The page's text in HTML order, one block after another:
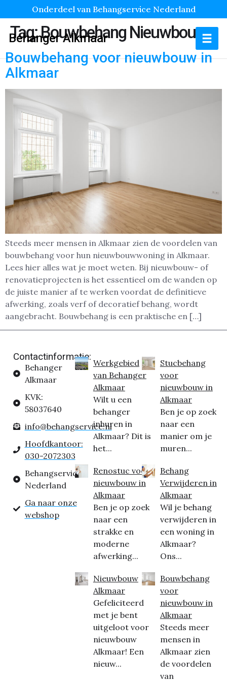
Onderdeel van Behangservice Nederland
Behanger Alkmaar
Tag:Bouwbehang Nieuwbouw
Bouwbehang voor nieuwbouw in
Alkmaar
Steeds meer mensen in Alkmaar zien de voordelen van
bouwbehang voor hun nieuwbouwwoning in Alkmaar.
Lees hier alles wat je moet weten. Bij nieuwbouw- of
renovatieprojecten is het essentieel om de wanden op
de juiste manier af te werken voordat de definitieve
afwerking, zoals verf of decoratief behang, wordt
aangebracht. Bouwbehang is een praktische en […]
Contactinformatie:
Behanger
Alkmaar
KVK:
58037640
info@behangservice.nl
Hoofdkantoor:
030-2072303
Behangservice
Nederland
Ga naar onze
webshop
Werkgebied
van Behanger
Alkmaar
Wilt u een
behanger
inhuren in
Alkmaar? Dit is
het...
Renostuc voor
nieuwbouw in
Alkmaar
Ben je op zoek
naar een
strakke en
moderne
afwerking...
Nieuwbouw
Alkmaar
Gefeliciteerd
met je bent
uitgeloot voor
nieuwbouw
Alkmaar! Een
nieuw...
Stucbehang
voor
nieuwbouw in
Alkmaar
Ben je op zoek
naar een
manier om je
muren...
Behang
Verwijderen in
Alkmaar
Wil je behang
verwijderen in
een woning in
Alkmaar?
Ons...
Bouwbehang
voor
nieuwbouw in
Alkmaar
Steeds meer
mensen in
Alkmaar zien
de voordelen
van